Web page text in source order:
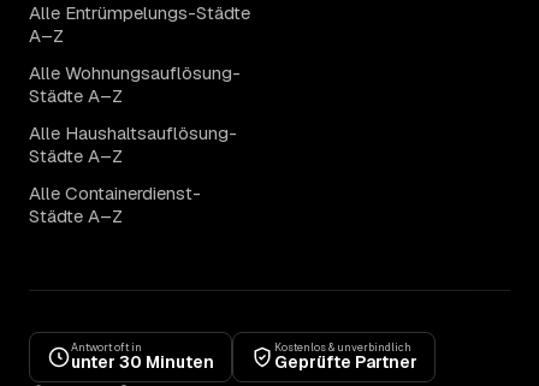
Alle Entrümpelungs-Städte
A–Z
Alle Wohnungsauflösung-
Städte A–Z
Alle Haushaltsauflösung-
Städte A–Z
Alle Containerdienst-
Städte A–Z
Antwort oft in
unter 30 Minuten
Kostenlos & unverbindlich
Geprüfte Partner